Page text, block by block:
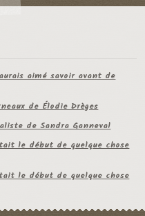
aimé savoir avant de
de Élodie Drèges
de Sandra Ganneval
le début de quelque chose
le début de quelque chose